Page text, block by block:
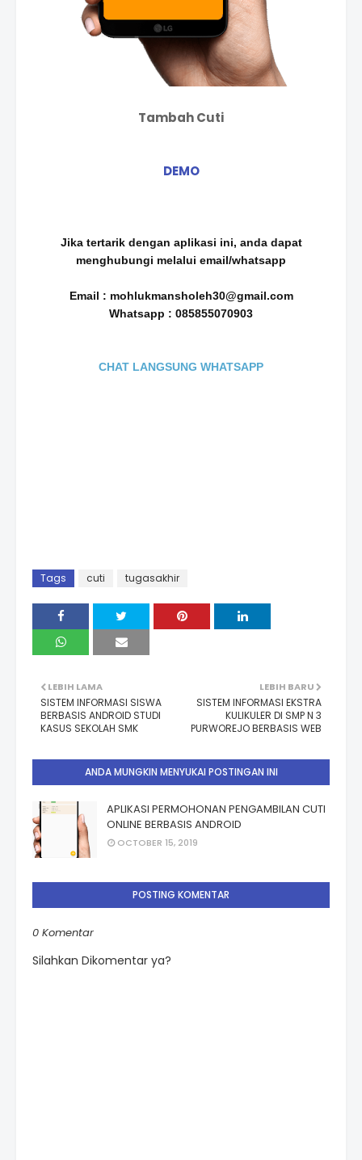
Tambah Cuti
DEMO
Jika tertarik dengan aplikasi ini, anda dapat
menghubungi melalui email/whatsapp
Email : mohlukmansholeh30@gmail.com
Whatsapp : 085855070903
CHAT LANGSUNG WHATSAPP
Tags cuti tugasakhir
LEBIH BARU
SISTEM INFORMASI EKSTRA
KULIKULER DI SMP N 3
PURWOREJO BERBASIS WEB
LEBIH LAMA
SISTEM INFORMASI SISWA
BERBASIS ANDROID STUDI
KASUS SEKOLAH SMK
ANDA MUNGKIN MENYUKAI POSTINGAN INI
APLIKASI PERMOHONAN PENGAMBILAN CUTI
ONLINE BERBASIS ANDROID
OCTOBER 15, 2019
POSTING KOMENTAR
0 Komentar
Silahkan Dikomentar ya?